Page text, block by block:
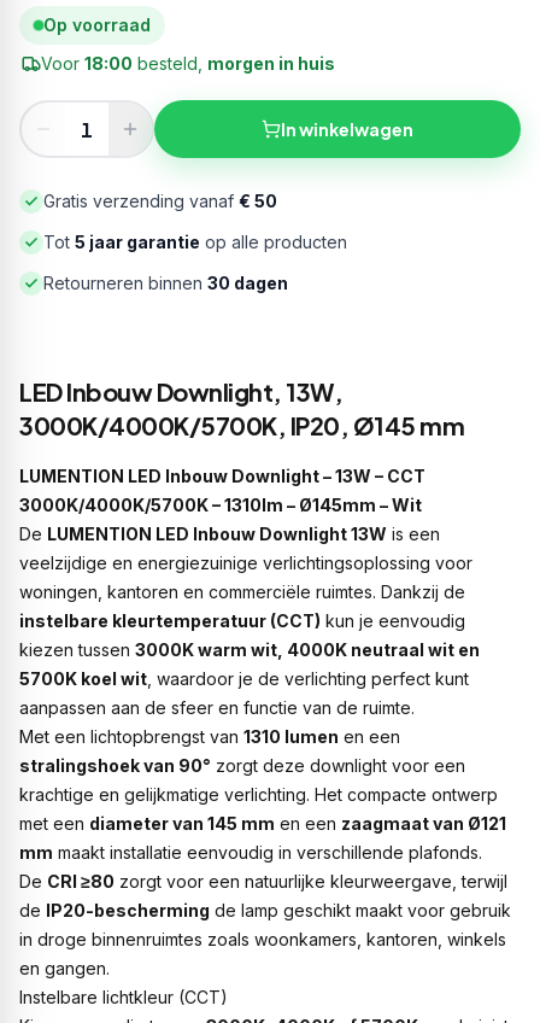
Op voorraad
Voor 18:00 besteld, morgen in huis
In winkelwagen
Gratis verzending vanaf € 50
Tot 5 jaar garantie op alle producten
Retourneren binnen 30 dagen
LED Inbouw Downlight, 13W,
3000K/4000K/5700K, IP20, Ø145 mm
LUMENTION LED Inbouw Downlight – 13W – CCT
3000K/4000K/5700K – 1310lm – Ø145mm – Wit
De LUMENTION LED Inbouw Downlight 13W is een
veelzijdige en energiezuinige verlichtingsoplossing voor
woningen, kantoren en commerciële ruimtes. Dankzij de
instelbare kleurtemperatuur (CCT) kun je eenvoudig
kiezen tussen 3000K warm wit, 4000K neutraal wit en
5700K koel wit , waardoor je de verlichting perfect kunt
aanpassen aan de sfeer en functie van de ruimte.
Met een lichtopbrengst van 1310 lumen en een
stralingshoek van 90° zorgt deze downlight voor een
krachtige en gelijkmatige verlichting. Het compacte ontwerp
met een diameter van 145 mm en een zaagmaat van Ø121
mm maakt installatie eenvoudig in verschillende plafonds.
De CRI ≥80 zorgt voor een natuurlijke kleurweergave, terwijl
de IP20-bescherming de lamp geschikt maakt voor gebruik
in droge binnenruimtes zoals woonkamers, kantoren, winkels
en gangen.
Instelbare lichtkleur (CCT)